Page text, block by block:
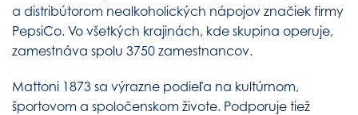
a distribútorom nealkoholických nápojov značiek firmy
PepsiCo. Vo všetkých krajinách, kde skupina operuje,
zamestnáva spolu 3750 zamestnancov.
Mattoni 1873 sa výrazne podieľa na kultúrnom,
športovom a spoločenskom živote. Podporuje tiež